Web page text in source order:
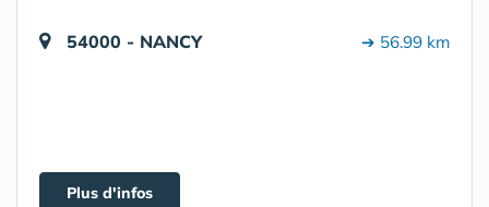
54000 - NANCY ➔ 56.99 km
Plus d'infos